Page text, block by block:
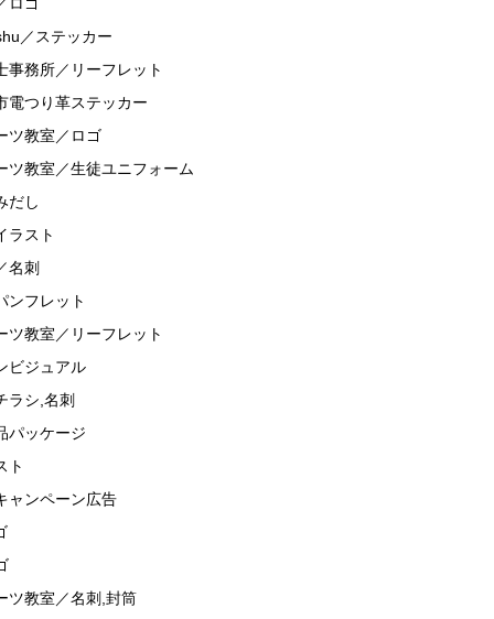
／ステッカー
事務所／リーフレット
電つり革ステッカー
ツ教室／ロゴ
ツ教室／生徒ユニフォーム
だし
ラスト
名刺
ンフレット
ツ教室／リーフレット
ビジュアル
ラシ,名刺
パッケージ
ト
ャンペーン広告
ツ教室／名刺,封筒